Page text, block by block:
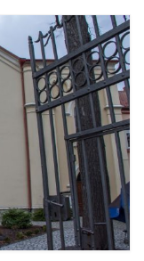
2
Postu 2021